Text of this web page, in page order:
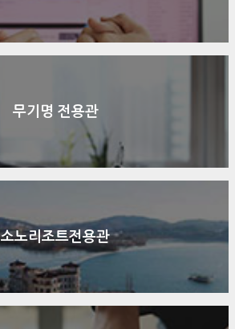
무기명 전용관
소노리조트전용관